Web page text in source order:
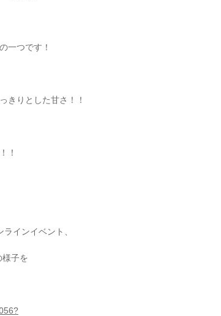
一つです！
きりとした甘さ！！
！
インイベント、
様子を